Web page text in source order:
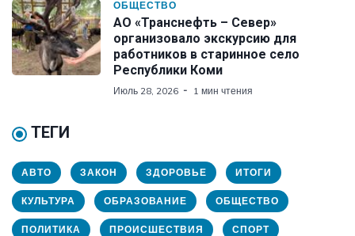
ОБЩЕСТВО
АО «Транснефть – Север»
организовало экскурсию для
работников в старинное село
Республики Коми
Июль 28, 2026 1 мин чтения
ТЕГИ
АВТО ЗАКОН ЗДОРОВЬЕ ИТОГИ
КУЛЬТУРА ОБРАЗОВАНИЕ ОБЩЕСТВО
ПОЛИТИКА ПРОИСШЕСТВИЯ СПОРТ